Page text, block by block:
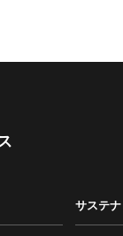
サステ